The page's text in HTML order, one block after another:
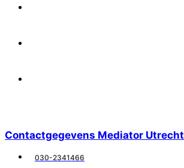
Contactgegevens Mediator Utrecht
030-2341466